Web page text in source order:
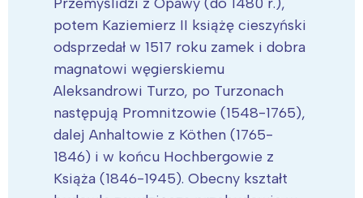
potem Kaziemierz II książę cieszyński
odsprzedał w 1517 roku zamek i dobra
magnatowi węgierskiemu
Aleksandrowi Turzo, po Turzonach
następują Promnitzowie (1548-1765),
dalej Anhaltowie z Köthen (1765-
1846) i w końcu Hochbergowie z
Książa (1846-1945). Obecny kształt